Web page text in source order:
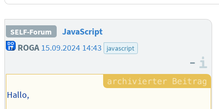
SELF-Forum
JavaScript
ROGA 15.09.2024 14:43 javascript
–
Hallo,